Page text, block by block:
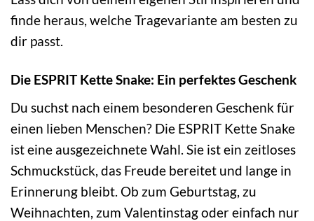
finde heraus, welche Tragevariante am besten zu
dir passt.
Die ESPRIT Kette Snake: Ein perfektes Geschenk
Du suchst nach einem besonderen Geschenk für
einen lieben Menschen? Die ESPRIT Kette Snake
ist eine ausgezeichnete Wahl. Sie ist ein zeitloses
Schmuckstück, das Freude bereitet und lange in
Erinnerung bleibt. Ob zum Geburtstag, zu
Weihnachten, zum Valentinstag oder einfach nur